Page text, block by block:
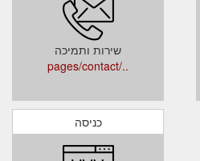
שירות ותמיכה
../pages/contact
כניסה